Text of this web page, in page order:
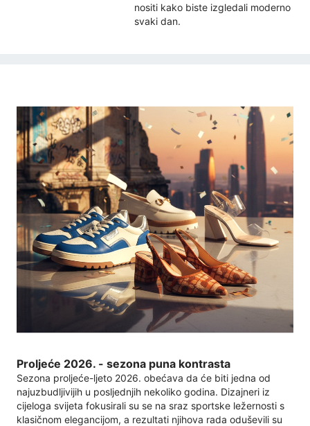
nositi kako biste izgledali moderno
svaki dan.
Proljeće 2026. - sezona puna kontrasta
Sezona proljeće-ljeto 2026. obećava da će biti jedna od
najuzbudljivijih u posljednjih nekoliko godina. Dizajneri iz
cijeloga svijeta fokusirali su se na sraz sportske ležernosti s
klasičnom elegancijom, a rezultati njihova rada oduševili su